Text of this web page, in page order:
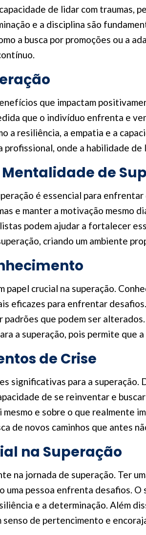
de lidar com traumas,
e a disciplina são
a busca por promoções ou a
que impactam
que o indivíduo enfrenta e
a resiliência, a empatia e a
profissional, onde a habilidade
de
é essencial para
e manter a motivação mesmo
podem ajudar a fortalecer
criando um ambiente
papel crucial na superação.
eficazes para enfrentar
que podem ser
a superação, pois permite que
de Crise
significativas para a
de se reinventar e
e sobre o que realmente
de novos caminhos que antes
na Superação
na jornada de superação. Ter
uma pessoa enfrenta desafios.
e a determinação. Além
de pertencimento e